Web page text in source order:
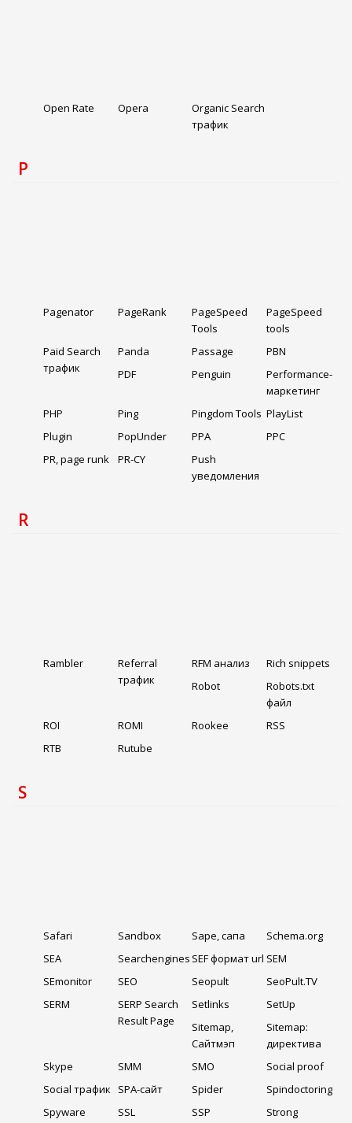
Open Rate Opera
Organic Search
трафик
P
Pagenator PageRank
PageSpeed
Tools
PageSpeed
tools
Paid Search
трафик
Panda Passage
PBN
PDF
Penguin
Performance-
маркетинг
PHP
Ping Pingdom Tools PlayList
Plugin
PopUnder PPA
PPC
PR, page runk
PR-CY
Push
уведомления
R
Rambler
Referral
трафик
RFM анализ
Rich snippets
Robot
Robots.txt
файл
ROI
ROMI Rookee
RSS
RTB
Rutube
S
Safari Sandbox Sape, сапа
Schema.org
SEA
Searchengines SEF формат url SEM
SEmonitor
SEO Seopult
SeoPult.TV
SERM
SERP Search
Result Page
Setlinks
SetUp
Sitemap,
Сайтмэп
Sitemap:
директива
Skype
SMM SMO
Social proof
Social трафик
SPA-сайт Spider
Spindoctoring
Spyware
SSL
SSP Strong